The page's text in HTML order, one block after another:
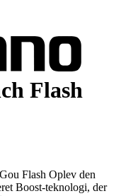
Flash
Flash Oplev den
Boost-teknologi, der